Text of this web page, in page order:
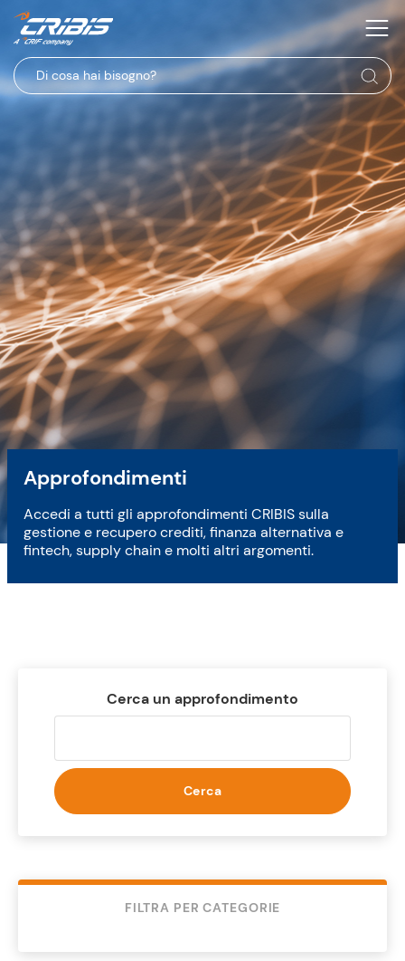
Approfondimenti
Accedi a tutti gli approfondimenti CRIBIS sulla
gestione e recupero crediti, finanza alternativa e
fintech, supply chain e molti altri argomenti.
Cerca un approfondimento
Cerca
FILTRA PER CATEGORIE